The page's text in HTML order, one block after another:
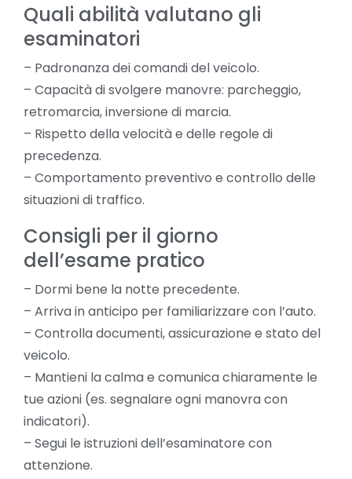
Quali abilità valutano gli
esaminatori
– Padronanza dei comandi del veicolo.
– Capacità di svolgere manovre: parcheggio,
retromarcia, inversione di marcia.
– Rispetto della velocità e delle regole di
precedenza.
– Comportamento preventivo e controllo delle
situazioni di traffico.
Consigli per il giorno
dell’esame pratico
– Dormi bene la notte precedente.
– Arriva in anticipo per familiarizzare con l’auto.
– Controlla documenti, assicurazione e stato del
veicolo.
– Mantieni la calma e comunica chiaramente le
tue azioni (es. segnalare ogni manovra con
indicatori).
– Segui le istruzioni dell’esaminatore con
attenzione.